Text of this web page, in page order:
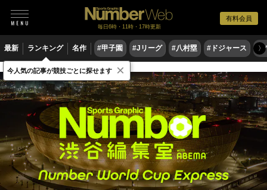
有料会員
毎日6時・11時・17時更新
最新 ランキング 名作 #甲子園 #Jリーグ #八村塁 #ドジャース #
〉
Number渋谷編集室 with ABEMA
今人気の記事が競技ごとに探せます ×